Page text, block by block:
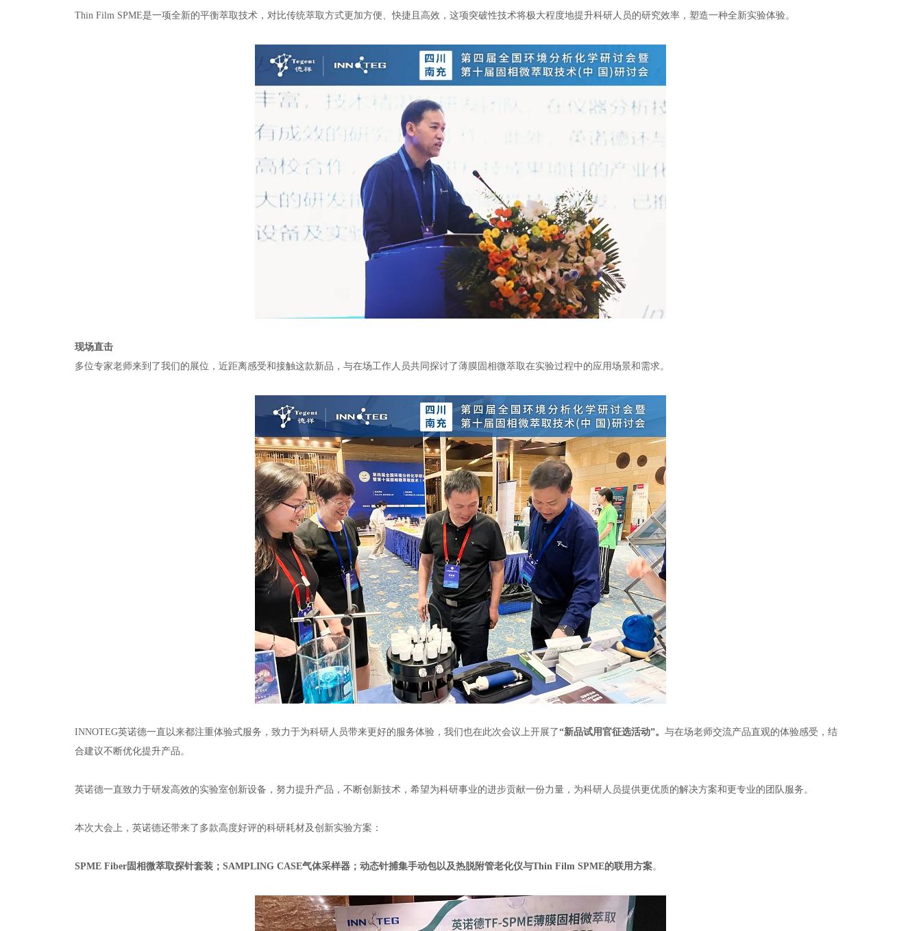
Thin Film SPME是一项全新的平衡萃取技术，对比传统萃取方式更加方便、快捷且高效，这项突破性技术将极大程度地提升科研人员的研究效率，塑造一种全新实验体验。
现场直击
多位专家老师来到了我们的展位，近距离感受和接触这款新品，与在场工作人员共同探讨了薄膜固相微萃取在实验过程中的应用场景和需求。
INNOTEG英诺德一直以来都注重体验式服务，致力于为科研人员带来更好的服务体验，我们也在此次会议上开展了“新品试用官征选活动”。与在场老师交流产品直观的体验感受，结
合建议不断优化提升产品。
英诺德一直致力于研发高效的实验室创新设备，努力提升产品，不断创新技术，希望为科研事业的进步贡献一份力量，为科研人员提供更优质的解决方案和更专业的团队服务。
本次大会上，英诺德还带来了多款高度好评的科研耗材及创新实验方案：
SPME Fiber固相微萃取探针套装；SAMPLING CASE气体采样器；动态针捕集手动包以及热脱附管老化仪与Thin Film SPME的联用方案。